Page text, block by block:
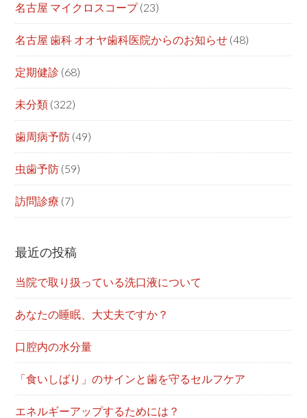
名古屋 マイクロスコープ(23)
名古屋 歯科 オオヤ歯科医院からのお知らせ (48)
定期健診 (68)
未分類 (322)
歯周病予防 (49)
虫歯予防 (59)
訪問診療 (7)
最近の投稿
当院で取り扱っている洗口液について
あなたの睡眠、大丈夫ですか？
口腔内の水分量
「食いしばり」のサインと歯を守るセルフケア
エネルギーアップするためには？